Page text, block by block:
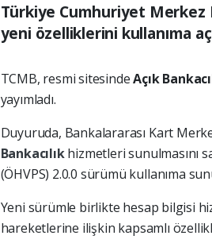
Türkiye Cumhuriyet Merkez
yeni özelliklerini kullanıma
TCMB, resmi sitesindeAçık
yayımladı.
Duyuruda, Bankalararası Kart
Bankacılıkhizmetleri sunulmasını
(ÖHVPS) 2.0.0 sürümü kullanıma
Yeni sürümle birlikte hesap bilgisi
hareketlerine ilişkin kapsamlı